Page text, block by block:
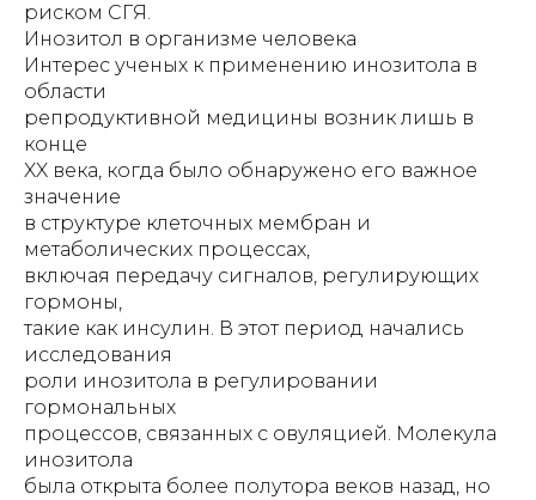
риском СГЯ.
Инозитол в организме человека
Интерес ученых к применению инозитола в
области
репродуктивной медицины возник лишь в
конце
XX века, когда было обнаружено его важное
значение
в структуре клеточных мембран и
метаболических процессах,
включая передачу сигналов, регулирующих
гормоны,
такие как инсулин. В этот период начались
исследования
роли инозитола в регулировании
гормональных
процессов, связанных с овуляцией. Молекула
инозитола
была открыта более полутора веков назад, но